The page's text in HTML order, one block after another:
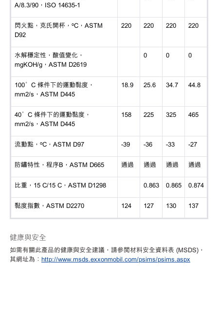
A/8.3/90，ISO 14635-1
閃火點，克氏開杯， ºC，ASTM
D92
220 220 220 220
水解穩定性，酸值變化，
mgKOH/g，ASTM D2619
0 0 0
100°C 條件下的運動黏度，
mm2/s，ASTM D445
18.9 25.6 34.7 44.8
40°C 條件下的運動黏度，
mm2/s，ASTM D445
158 225 325 465
流動點， ºC，ASTM D97 -39 -36 -33 -27
防鏽特性，程序B，ASTM D665 通過 通過 通過 通過
比重， 15 C/15 C，ASTM D1298 0.863 0.865 0.874
黏度指數， ASTM D2270 124 127 130 137
健康與安全
如需有關此產品的健康與安全建議，請參閱材料安全資料表 (MSDS)，
其網址為： http://www.msds.exxonmobil.com/psims/psims.aspx